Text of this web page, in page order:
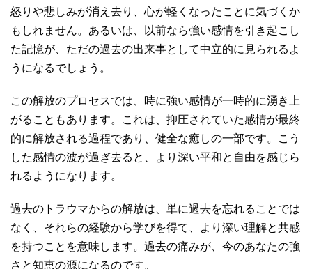
怒りや悲しみが消え去り、心が軽くなったことに気づくか
もしれません。あるいは、以前なら強い感情を引き起こし
た記憶が、ただの過去の出来事として中立的に見られるよ
うになるでしょう。
この解放のプロセスでは、時に強い感情が一時的に湧き上
がることもあります。これは、抑圧されていた感情が最終
的に解放される過程であり、健全な癒しの一部です。こう
した感情の波が過ぎ去ると、より深い平和と自由を感じら
れるようになります。
過去のトラウマからの解放は、単に過去を忘れることでは
なく、それらの経験から学びを得て、より深い理解と共感
を持つことを意味します。過去の痛みが、今のあなたの強
さと知恵の源になるのです。